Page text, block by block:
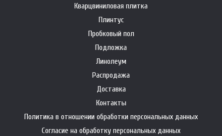
Кварцвиниловая плитка
Плинтус
Пробковый пол
Подложка
Линолеум
Распродажа
Доставка
Контакты
Политика в отношении обработки персональных данных
Согласие на обработку персональных данных